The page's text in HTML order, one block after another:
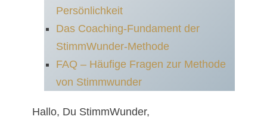
Persönlichkeit
Das Coaching-Fundament der
StimmWunder-Methode
FAQ – Häufige Fragen zur Methode
von Stimmwunder
Hallo, Du StimmWunder,